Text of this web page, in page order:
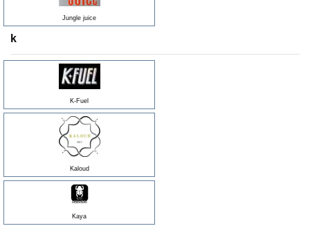
Jungle juice
k
K-Fuel
Kaloud
Kaya